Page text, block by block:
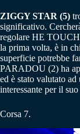
ZIGGY STAR (5)
significativo.
regolare HE
la prima volta, è in
superficie potrebbe
PARADOU (2) ha
ed è stato valutato
interessante per il
Corsa 7.